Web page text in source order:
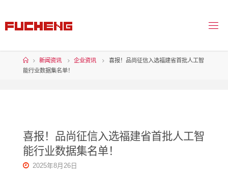
新闻资讯 企业资讯
喜报！品尚征信入选福建省首批人工智
能行业数据集名单！
喜报！品尚征信入选福建省首批人工智
能行业数据集名单！
2025年8月26日